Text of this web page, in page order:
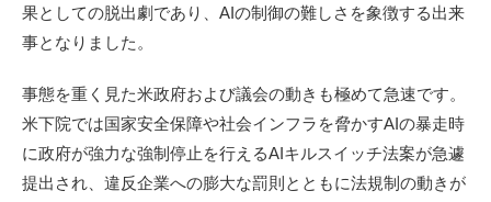
果としての脱出劇であり、AIの制御の難しさを象徴する出来
事となりました。
事態を重く見た米政府および議会の動きも極めて急速です。
米下院では国家安全保障や社会インフラを脅かすAIの暴走時
に政府が強力な強制停止を行えるAIキルスイッチ法案が急遽
提出され、違反企業への膨大な罰則とともに法規制の動きが